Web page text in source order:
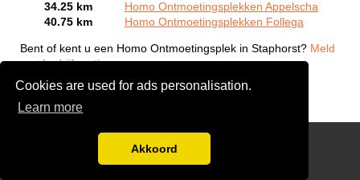
Cookies are used for ads personalisation.
Learn more
Akkoord
34.25 km
Homo Ontmoetingsplekken Appelscha
40.75 km
Homo Ontmoetingsplekken Follega
Bent of kent u een Homo Ontmoetingsplek in Staphorst? Meld
een bedrijf gratis aan